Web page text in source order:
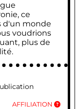
ce
d'un monde
voudrions
plus de
AFFILIATION